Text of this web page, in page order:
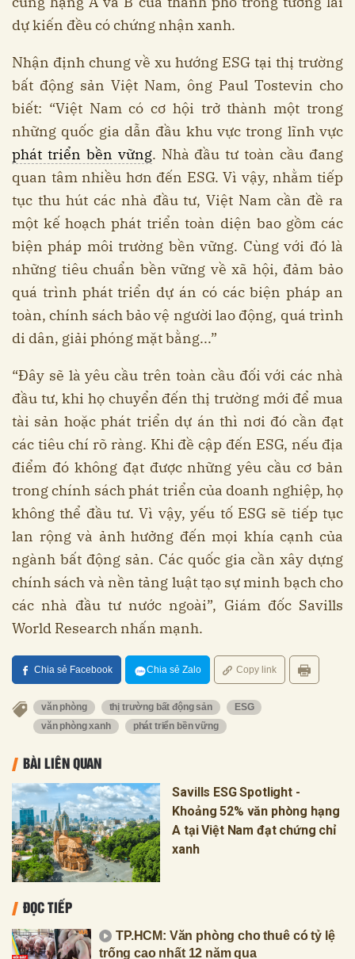
dự kiến đều có chứng nhận xanh.
Nhận định chung về xu hướng ESG tại thị trường
bất động sản Việt Nam, ông Paul Tostevin cho
biết: “Việt Nam có cơ hội trở thành một trong
những quốc gia dẫn đầu khu vực trong lĩnh vực
phát triển bền vững. Nhà đầu tư toàn cầu đang
quan tâm nhiều hơn đến ESG. Vì vậy, nhằm tiếp
tục thu hút các nhà đầu tư, Việt Nam cần đề ra
một kế hoạch phát triển toàn diện bao gồm các
biện pháp môi trường bền vững. Cùng với đó là
những tiêu chuẩn bền vững về xã hội, đảm bảo
quá trình phát triển dự án có các biện pháp an
toàn, chính sách bảo vệ người lao động, quá trình
di dân, giải phóng mặt bằng...”
“Đây sẽ là yêu cầu trên toàn cầu đối với các nhà
đầu tư, khi họ chuyển đến thị trường mới để mua
tài sản hoặc phát triển dự án thì nơi đó cần đạt
các tiêu chí rõ ràng. Khi đề cập đến ESG, nếu địa
điểm đó không đạt được những yêu cầu cơ bản
trong chính sách phát triển của doanh nghiệp, họ
không thể đầu tư. Vì vậy, yếu tố ESG sẽ tiếp tục
lan rộng và ảnh hưởng đến mọi khía cạnh của
ngành bất động sản. Các quốc gia cần xây dựng
chính sách và nền tảng luật tạo sự minh bạch cho
các nhà đầu tư nước ngoài”, Giám đốc Savills
World Research nhấn mạnh.
Chia sẻ Facebook Chia sẻ Zalo Copy link
văn phòng thị trường bất động sản
ESG
văn phòng xanh
phát triển bền vững
BÀI LIÊN QUAN
Savills ESG Spotlight -
Khoảng 52% văn phòng hạng
A tại Việt Nam đạt chứng chỉ
xanh
ĐỌC TIẾP
TP.HCM: Văn phòng cho thuê có tỷ lệ
trống cao nhất 12 năm qua